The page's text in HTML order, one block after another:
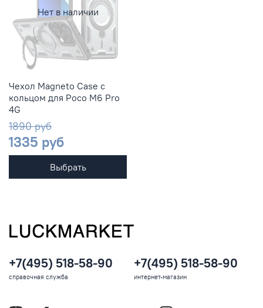
Нет в наличии
Чехол Magneto Case с
кольцом для Poco M6 Pro
4G
1890 руб
1335 руб
Выбрать
+7(495) 518-58-90
справочная служба
+7(495) 518-58-90
интернет-магазин